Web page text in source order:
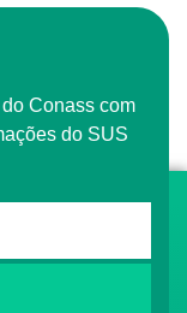
Conass com
do SUS